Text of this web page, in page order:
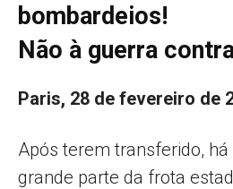
bombardeios!
Não à guerra
Paris, 28 de fevereiro de
Após terem transferido,
grande parte da frota